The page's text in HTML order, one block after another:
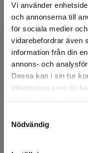
Vi använder
och annonserna till
för sociala medier
vidarebefordrar även
information från din
annons- och
Dessa kan i sin tur
information som du
Nödvändig
Det verkar som
Vi erbjuder inte
att kunna slutföra
Erik Jannesson,
bland annat
processtöd
stiftelse Idé...